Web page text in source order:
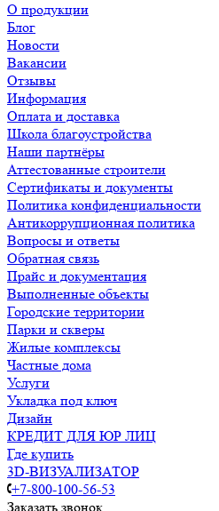
О продукции
Блог
Новости
Вакансии
Отзывы
Информация
Оплата и доставка
Школа благоустройства
Наши партнёры
Аттестованные строители
Сертификаты и документы
Политика конфиденциальности
Антикоррупционная политика
Вопросы и ответы
Обратная связь
Прайс и документация
Выполненные объекты
Городские территории
Парки и скверы
Жилые комплексы
Частные дома
Услуги
Укладка под ключ
Дизайн
КРЕДИТ ДЛЯ ЮР ЛИЦ
Где купить
3D-ВИЗУАЛИЗАТОР
+7-800-100-56-53
Заказать звонок